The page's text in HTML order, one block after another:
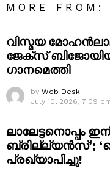
MORE FROM:
വിസ്മയ
ജേക്സ്
ഗാനമെത്തി
by Web Desk
July 10, 2026, 7:09
ലാലേട്ടനൊപ്പം
ബ്രില്ല്യൻസ്’;
പ്രഖ്യാപിച്ചു!